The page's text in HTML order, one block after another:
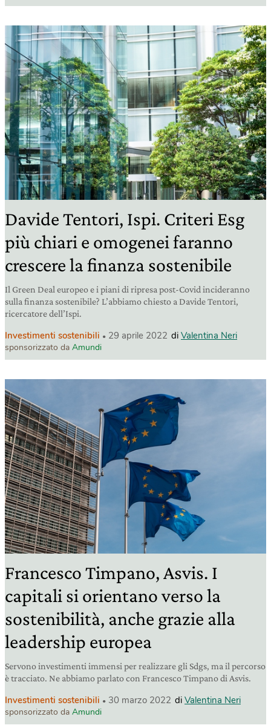
Davide Tentori, Ispi. Criteri Esg
più chiari e omogenei faranno
crescere la finanza sostenibile
Il Green Deal europeo e i piani di ripresa post-Covid incideranno
sulla finanza sostenibile? L’abbiamo chiesto a Davide Tentori,
ricercatore dell’Ispi.
Investimenti sostenibili 29 aprile 2022 di Valentina Neri
sponsorizzato da Amundi
Francesco Timpano, Asvis. I
capitali si orientano verso la
sostenibilità, anche grazie alla
leadership europea
Servono investimenti immensi per realizzare gli Sdgs, ma il percorso
è tracciato. Ne abbiamo parlato con Francesco Timpano di Asvis.
Investimenti sostenibili 30 marzo 2022 di Valentina Neri
sponsorizzato da Amundi